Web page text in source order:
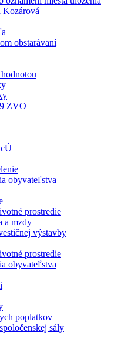
Kozárová
obstarávaní
ZVO
obyvateľstva
prostredie
a mzdy
výstavby
prostredie
obyvateľstva
poplatkov
sály